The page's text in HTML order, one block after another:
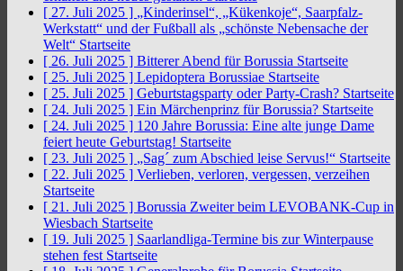
[ 27. Juli 2025 ] „Kinderinsel“, „Kükenkoje“, Saarpfalz-
Werkstatt“ und der Fußball als „schönste Nebensache der
Welt“ Startseite
[ 26. Juli 2025 ] Bitterer Abend für Borussia Startseite
[ 25. Juli 2025 ] Lepidoptera Borussiae Startseite
[ 25. Juli 2025 ] Geburtstagsparty oder Party-Crash? Startseite
[ 24. Juli 2025 ] Ein Märchenprinz für Borussia? Startseite
[ 24. Juli 2025 ] 120 Jahre Borussia: Eine alte junge Dame
feiert heute Geburtstag! Startseite
[ 23. Juli 2025 ] „Sag´ zum Abschied leise Servus!“ Startseite
[ 22. Juli 2025 ] Verlieben, verloren, vergessen, verzeihen
Startseite
[ 21. Juli 2025 ] Borussia Zweiter beim LEVOBANK-Cup in
Wiesbach Startseite
[ 19. Juli 2025 ] Saarlandliga-Termine bis zur Winterpause
stehen fest Startseite